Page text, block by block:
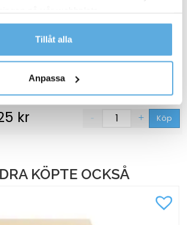
om vilka vi är, hur du
på vilket sätt vi behandlar
Tillåt alla
Anpassa
OKI 42804546 magenta
kr Köp
KÖPTE OCKSÅ